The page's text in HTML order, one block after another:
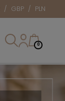
/ GBP / PLN
0